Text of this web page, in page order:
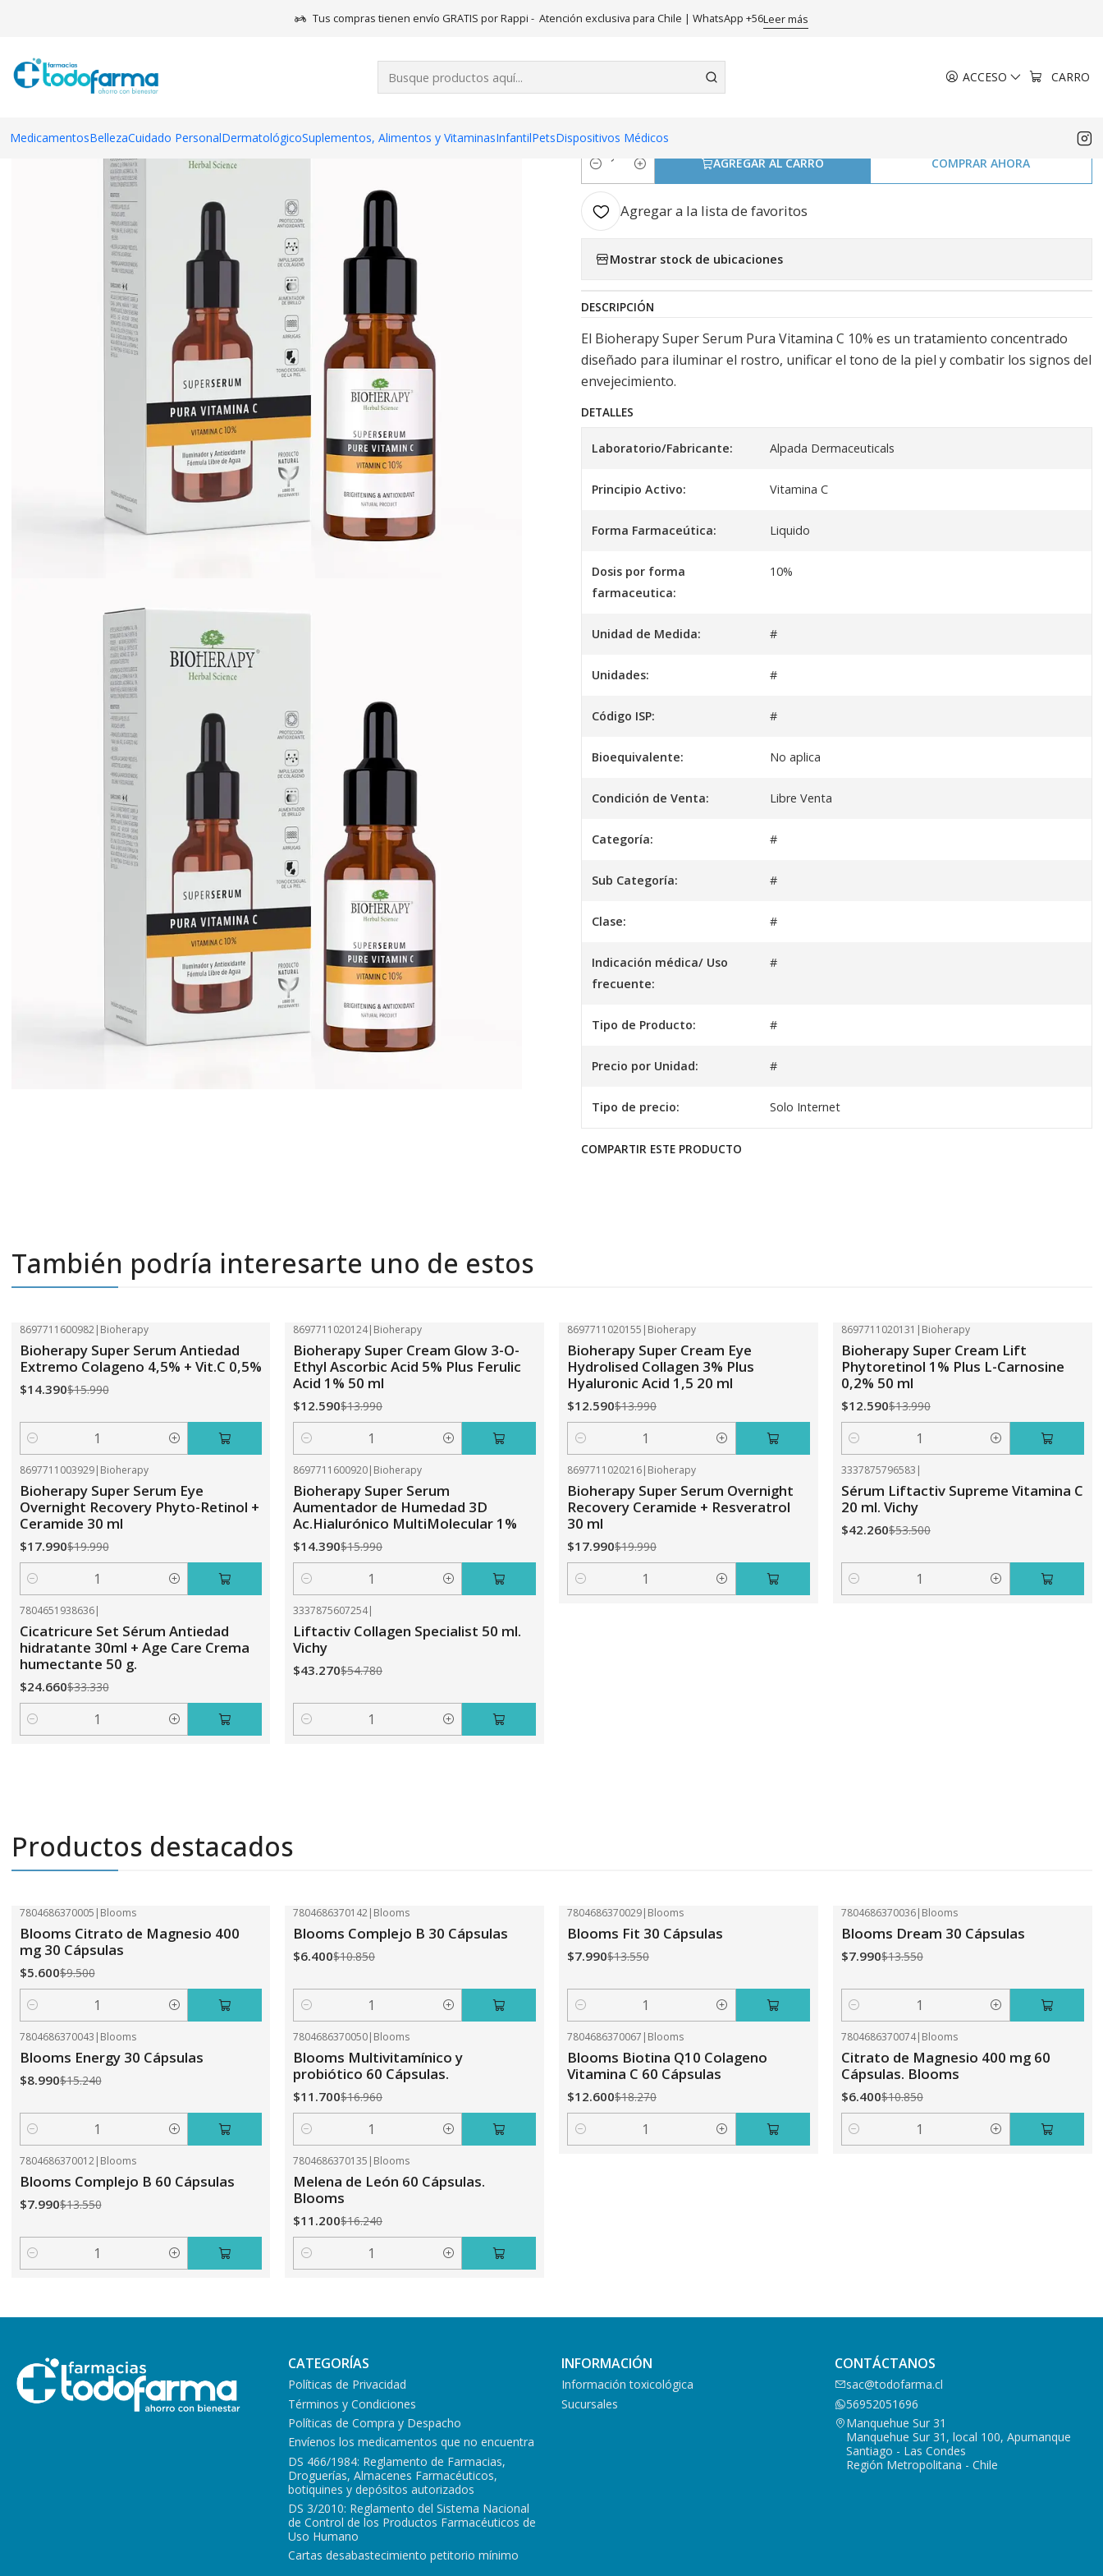
ACCESO CARRO
MedicamentosBellezaCuidado PersonalDermatológicoSuplementos, Alimentos y VitaminasInfantilPetsDispositivos Médicos
Tus compras tienen envío GRATIS por Rappi - Atención exclusiva para Chile | WhatsApp +56Leer más
Inicio Belleza Bioherapy Super Serum Pura Vitamina C 10%
Bioherapy Super Serum Pura Vitamina
Cantidad
AGREGAR AL CARRO COMPRAR AHORA
Agregar a la lista de favoritos
Mostrar stock de ubicaciones
DESCRIPCIÓN
El Bioherapy Super Serum Pura Vitamina C 10% es un tratamiento concentrado
diseñado para iluminar el rostro, unificar el tono de la piel y combatir los signos del
envejecimiento.
DETALLES
Laboratorio/Fabricante: Alpada Dermaceuticals
Principio Activo: Vitamina C
Forma Farmaceútica: Liquido
Dosis por forma
farmaceutica:
10%
Unidad de Medida: #
Unidades: #
Código ISP: #
Bioequivalente: No aplica
Condición de Venta: Libre Venta
Categoría: #
Sub Categoría: #
Clase: #
Indicación médica/ Uso
frecuente:
#
Tipo de Producto: #
Precio por Unidad: #
Tipo de precio: Solo Internet
COMPARTIR ESTE PRODUCTO
También podría interesarte uno de estos
8697711600982| Bioherapy
Bioherapy Super Serum Antiedad
Extremo Colageno 4,5% + Vit.C 0,5%
$14.390$15.990
Cantidad
8697711020124| Bioherapy
Bioherapy Super Cream Glow 3-O-
Ethyl Ascorbic Acid 5% Plus Ferulic
Acid 1% 50 ml
$12.590$13.990
Cantidad
8697711020155 | Bioherapy
Bioherapy Super Cream Eye
Hydrolised Collagen 3% Plus
Hyaluronic Acid 1,5 20 ml
$12.590$13.990
Cantidad
8697711020131 | Bioherapy
Bioherapy Super Cream Lift
Phytoretinol 1% Plus L-Carnosine
0,2% 50 ml
$12.590$13.990
Cantidad
8697711003929| Bioherapy
Bioherapy Super Serum Eye
Overnight Recovery Phyto-Retinol +
Ceramide 30 ml
$17.990$19.990
Cantidad
8697711600920| Bioherapy
Bioherapy Super Serum
Aumentador de Humedad 3D
Ac.Hialurónico MultiMolecular 1%
$14.390$15.990
Cantidad
8697711020216| Bioherapy
Bioherapy Super Serum Overnight
Recovery Ceramide + Resveratrol
30 ml
$17.990$19.990
Cantidad
3337875796583 |
Sérum Liftactiv Supreme Vitamina C
20 ml. Vichy
$42.260$53.500
Cantidad
7804651938636|
Cicatricure Set Sérum Antiedad
hidratante 30ml + Age Care Crema
humectante 50 g.
$24.660$33.330
Cantidad
3337875607254|
Liftactiv Collagen Specialist 50 ml.
Vichy
$43.270$54.780
Cantidad
Productos destacados
7804686370005 | Blooms
Blooms Citrato de Magnesio 400
mg 30 Cápsulas
$5.600$9.500
Cantidad
7804686370142| Blooms
Blooms Complejo B 30 Cápsulas
$6.400$10.850
Cantidad
7804686370029| Blooms
Blooms Fit 30 Cápsulas
$7.990$13.550
Cantidad
7804686370036| Blooms
Blooms Dream 30 Cápsulas
$7.990$13.550
Cantidad
7804686370043 | Blooms
Blooms Energy 30 Cápsulas
$8.990$15.240
Cantidad
7804686370050| Blooms
Blooms Multivitamínico y
probiótico 60 Cápsulas.
$11.700$16.960
Cantidad
7804686370067 | Blooms
Blooms Biotina Q10 Colageno
Vitamina C 60 Cápsulas
$12.600$18.270
Cantidad
7804686370074| Blooms
Citrato de Magnesio 400 mg 60
Cápsulas. Blooms
$6.400$10.850
Cantidad
7804686370012| Blooms
Blooms Complejo B 60 Cápsulas
$7.990$13.550
Cantidad
7804686370135 | Blooms
Melena de León 60 Cápsulas.
Blooms
$11.200$16.240
Cantidad
CATEGORÍAS
Políticas de Privacidad
Términos y Condiciones
Políticas de Compra y Despacho
Envíenos los medicamentos que no encuentra
DS 466/1984: Reglamento de Farmacias,
Droguerías, Almacenes Farmacéuticos,
botiquines y depósitos autorizados
DS 3/2010: Reglamento del Sistema Nacional
de Control de los Productos Farmacéuticos de
Uso Humano
Cartas desabastecimiento petitorio mínimo
INFORMACIÓN
Información toxicológica
Sucursales
CONTÁCTANOS
sac@todofarma.cl
56952051696
Manquehue Sur 31
Manquehue Sur 31, local 100, Apumanque
Santiago - Las Condes
Región Metropolitana - Chile